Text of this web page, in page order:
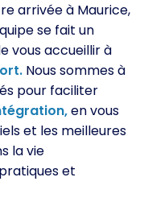
arrivée à Maurice,
se fait un
vous accueillir à
Nous sommes à
pour faciliter
en vous
et les meilleures
la vie
et